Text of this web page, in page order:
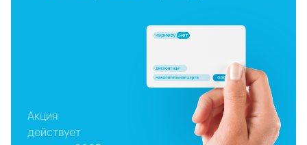
Акция
действует